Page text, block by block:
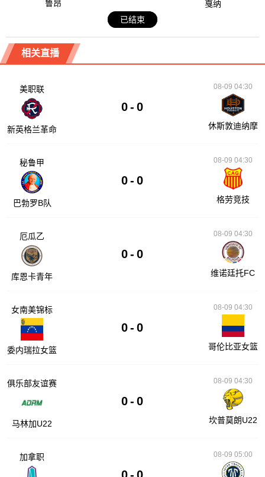
鲁昂
戛纳
已结束
相关直播
美职联
新英格兰革命
0 - 0
08-09 04:30
休斯敦迪纳摩
秘鲁甲
巴勃罗B队
0 - 0
08-09 04:30
格劳竞技
厄瓜乙
库恩卡青年
0 - 0
08-09 04:30
维诺廷托FC
女南美锦标
委内瑞拉女篮
0 - 0
08-09 04:30
哥伦比亚女篮
俱乐部友谊赛
马林加U22
0 - 0
08-09 04:30
坎普莫朗U22
加拿职 08-09 05:00